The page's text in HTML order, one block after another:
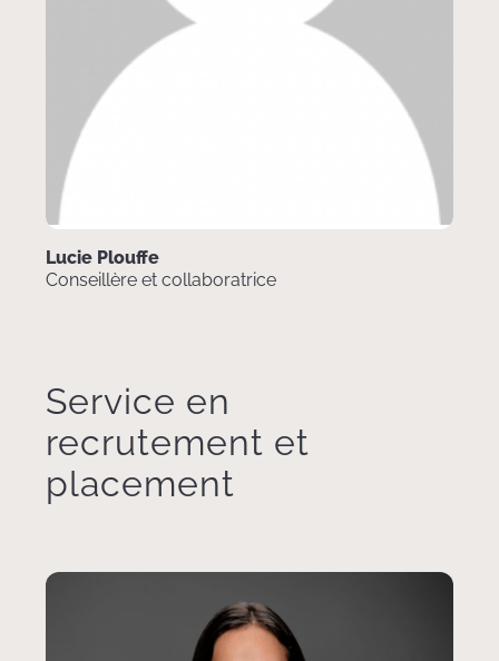
Lucie Plouffe
Conseillère et collaboratrice
Service en
recrutement et
placement